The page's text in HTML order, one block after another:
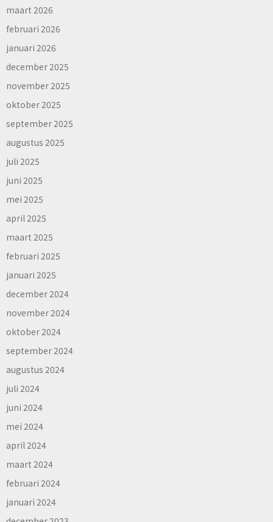
maart 2026
februari 2026
januari 2026
december 2025
november 2025
oktober 2025
september 2025
augustus 2025
juli 2025
juni 2025
mei 2025
april 2025
maart 2025
februari 2025
januari 2025
december 2024
november 2024
oktober 2024
september 2024
augustus 2024
juli 2024
juni 2024
mei 2024
april 2024
maart 2024
februari 2024
januari 2024